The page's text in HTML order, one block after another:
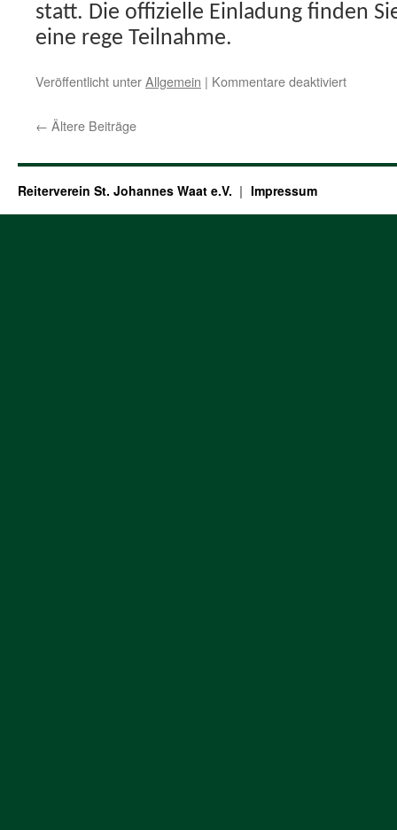
statt. Die offizielle Einladung finden
eine rege Teilnahme.
Veröffentlicht unterAllgemein | Kommentare deaktiviertfür
← Ältere Beiträge
Reiterverein St. Johannes Waat e.V. Impressum